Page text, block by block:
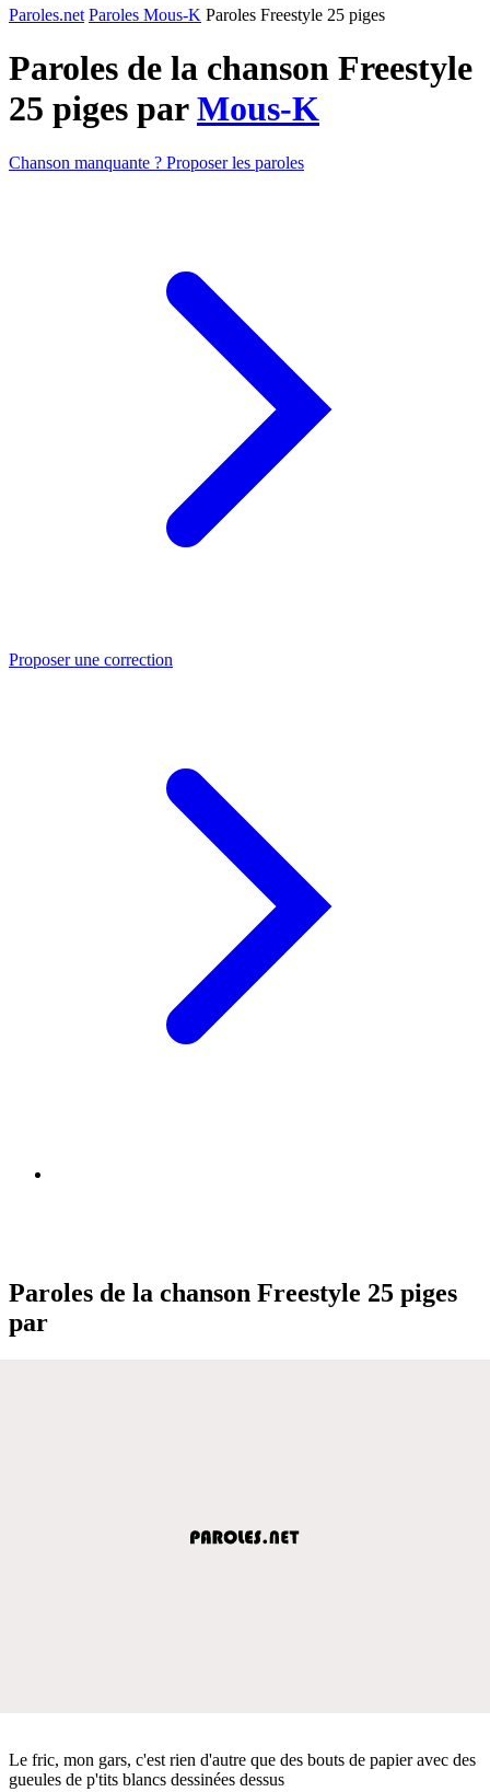
Paroles.net Paroles Mous-K Paroles Freestyle 25 piges
Paroles de la chanson Freestyle
25 piges parMous-K
Chanson manquante ? Proposer les paroles
Proposer une correction
Paroles de la chanson Freestyle 25 piges
par
Le fric, mon gars, c'est rien d'autre que des bouts de papier avec des
gueules de p'tits blancs dessinées dessus